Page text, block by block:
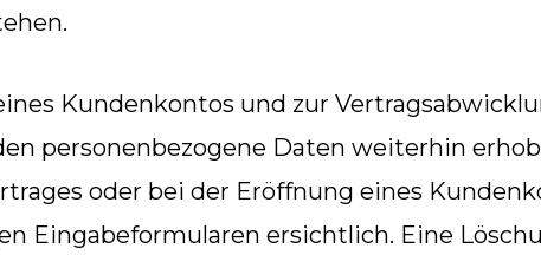
Kundenkontos und zur
personenbezogene Daten weiterhin
oder bei der Eröffnung eines
Eingabeformularen ersichtlich. Eine